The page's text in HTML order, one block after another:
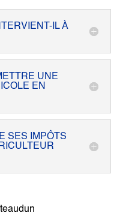
IL À
UNE
EN
SES IMPÔTS